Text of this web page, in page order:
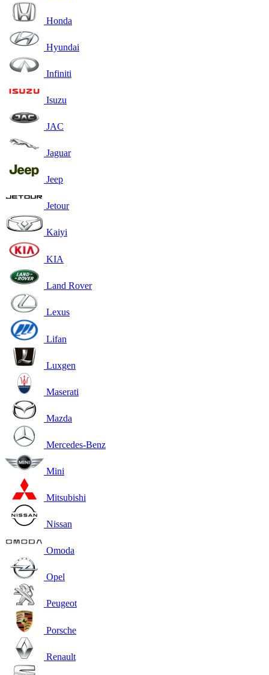
Honda
Hyundai
Infiniti
Isuzu
JAC
Jaguar
Jeep
Jetour
Kaiyi
KIA
Land Rover
Lexus
Lifan
Luxgen
Maserati
Mazda
Mercedes-Benz
Mini
Mitsubishi
Nissan
Omoda
Opel
Peugeot
Porsche
Renault